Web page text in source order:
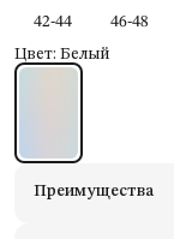
42-44
46-48
Цвет: Белый
Преимущества